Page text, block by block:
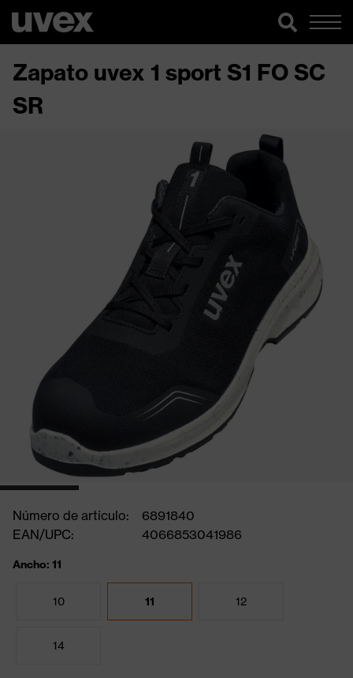
Zapato uvex 1 sport S1 FO SC
SR
Número de artículo:
6891840
EAN/UPC:
4066853041986
Ancho: 11
10 11 12
14